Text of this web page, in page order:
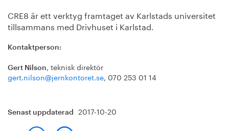
CRE8 är ett verktyg framtaget av Karlstads universitet
tillsammans med Drivhuset i Karlstad.
Kontaktperson:
Gert Nilson, teknisk direktör
gert.nilson@jernkontoret.se, 070 253 01 14
Senast uppdaterad 2017-10-20